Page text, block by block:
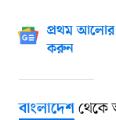
প্রথম আলোর
করুন
বাংলাদেশথেকে